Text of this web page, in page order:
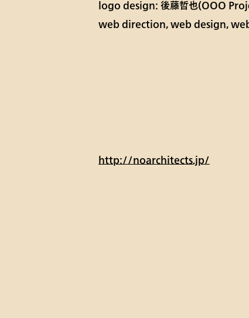
logo design: 後藤哲也(OOO
web direction, web design,
http://noarchitects.jp/